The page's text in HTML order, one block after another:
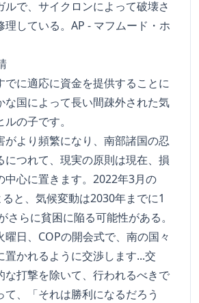
ルで、サイクロンによって破壊さ
理している。AP - マフムード・ホ
でに適応に資金を提供することに
な国によって長い間疎外された気
の子です。
がより頻繁になり、南部諸国の忍
につれて、現実の原則は現在、損
中心に置きます。2022年3月の
と、気候変動は2030年までに1
さらに貧困に陥る可能性がある。
日、COPの開会式で、南の国々
置かれるように交渉します...交
な打撃を除いて、行われるべきで
、「それは勝利になるだろう